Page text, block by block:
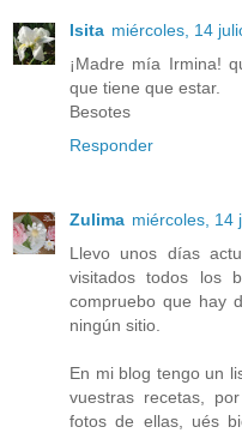
Isita miércoles, 14
¡Madre mía Irmina!
que tiene que estar.
Besotes
Responder
Zulima miércoles, 14
Llevo unos días
visitados todos los
compruebo que hay
ningún sitio.
En mi blog tengo un
vuestras recetas,
fotos de ellas, ués